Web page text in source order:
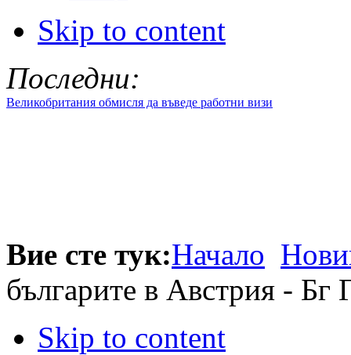
Skip to content
Последни:
Великобритания обмисля да въведе работни визи
Вие сте тук:Начало
българите в Австрия - Бг
Skip to content